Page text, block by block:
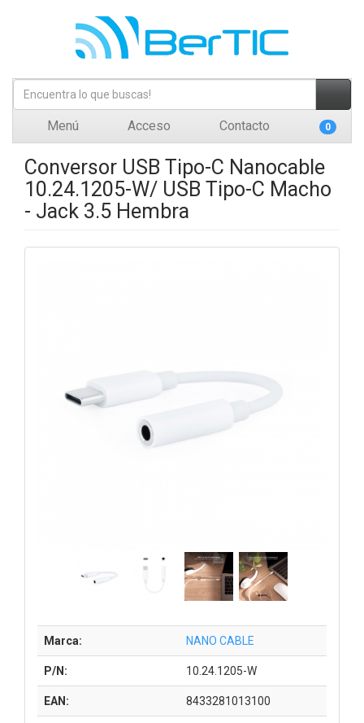
Menú Acceso Contacto 0
Conversor USB Tipo-C Nanocable
10.24.1205-W/ USB Tipo-C Macho
- Jack 3.5 Hembra
Marca: NANO CABLE
P/N: 10.24.1205-W
EAN: 8433281013100